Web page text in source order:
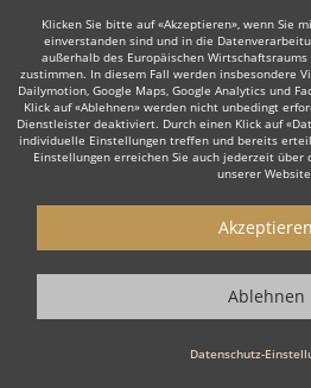
Auch interessant:
Moderator
Sie interessanten Jazzbands bzw.
Klicken Sie bitte auf «Akzeptieren», wenn Sie
einverstanden sind und in die
außerhalb des Europäischen Wirtschaftsraums
zustimmen. In diesem Fall werden insbesondere
Dailymotion, Google Maps, Google Analytics und
Klick auf «Ablehnen» werden nicht unbedingt
Dienstleister deaktiviert. Durch einen Klick auf
individuelle Einstellungen treffen und bereits
Einstellungen erreichen Sie auch jederzeit über
unserer
Datenschutz-
Akzeptieren
Ablehnen